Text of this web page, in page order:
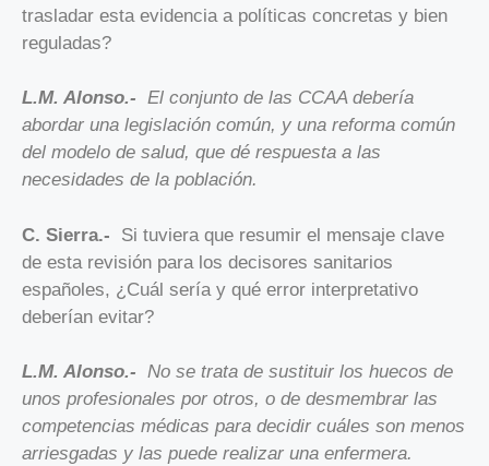
trasladar esta evidencia a políticas concretas y bien
reguladas?
L.M. Alonso.- El conjunto de las CCAA debería
abordar una legislación común, y una reforma común
del modelo de salud, que dé respuesta a las
necesidades de la población.
C. Sierra.- Si tuviera que resumir el mensaje clave
de esta revisión para los decisores sanitarios
españoles, ¿Cuál sería y qué error interpretativo
deberían evitar?
L.M. Alonso.- No se trata de sustituir los huecos de
unos profesionales por otros, o de desmembrar las
competencias médicas para decidir cuáles son menos
arriesgadas y las puede realizar una enfermera.